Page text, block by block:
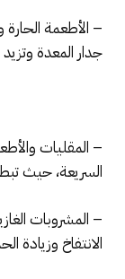
– الأطعمة الحارة
جدار المعدة
– المقليات
السريعة، حيث
– المشروبات
الانتفاخ وزيادة